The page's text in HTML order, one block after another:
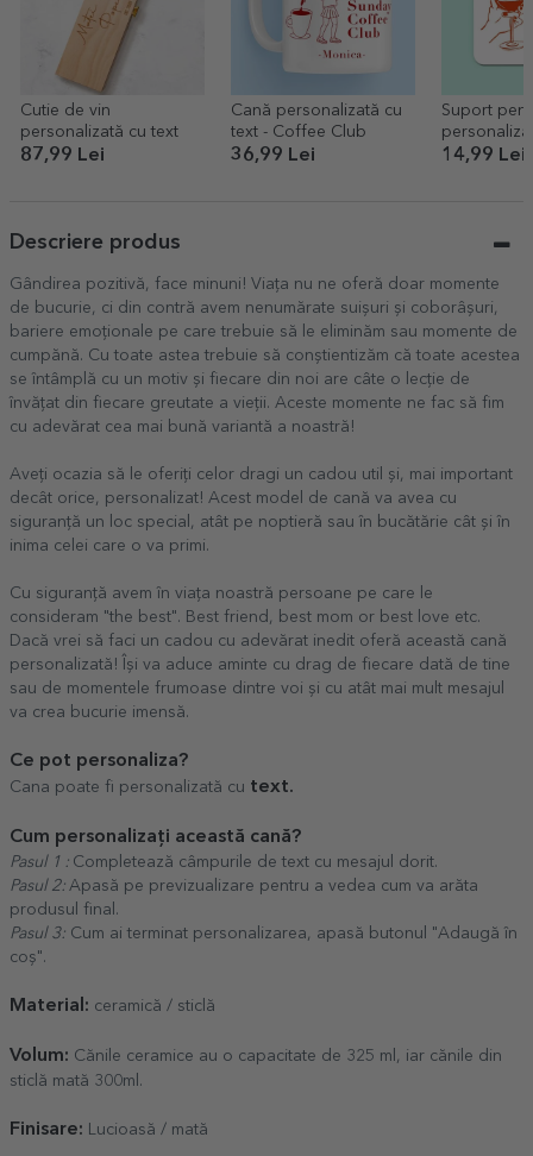
Cutie de vin
personalizată cu text
87,99 Lei
Cană personalizată cu
text - Coffee Club
36,99 Lei
Suport
The
14,99 Lei
Descriere produs
Gândirea pozitivă, face minuni! Viața nu ne oferă doar momente
de bucurie, ci din contră avem nenumărate suișuri și coborâșuri,
bariere emoționale pe care trebuie să le eliminăm sau momente de
cumpănă. Cu toate astea trebuie să conștientizăm că toate acestea
se întâmplă cu un motiv și fiecare din noi are câte o lecție de
învățat din fiecare greutate a vieții. Aceste momente ne fac să fim
cu adevărat cea mai bună variantă a noastră!
Aveți ocazia să le oferiți celor dragi un cadou util și, mai important
decât orice, personalizat! Acest model de cană va avea cu
siguranță un loc special, atât pe noptieră sau în bucătărie cât și în
inima celei care o va primi.
Cu siguranță avem în viața noastră persoane pe care le
consideram "the best". Best friend, best mom or best love etc.
Dacă vrei să faci un cadou cu adevărat inedit oferă această cană
personalizată! Își va aduce aminte cu drag de fiecare dată de tine
sau de momentele frumoase dintre voi și cu atât mai mult mesajul
va crea bucurie imensă.
Ce pot personaliza?
Cana poate fi personalizată cu text.
Cum personalizați această cană?
Pasul 1 : Completează câmpurile de text cu mesajul dorit.
Pasul 2: Apasă pe previzualizare pentru a vedea cum va arăta
produsul final.
Pasul 3: Cum ai terminat personalizarea, apasă butonul "Adaugă în
coș".
Material: ceramică / sticlă
Volum: Cănile ceramice au o capacitate de 325 ml, iar cănile din
sticlă mată 300ml.
Finisare: Lucioasă / mată